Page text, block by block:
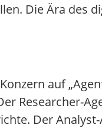
Die Ära des
auf
Researcher-
Der